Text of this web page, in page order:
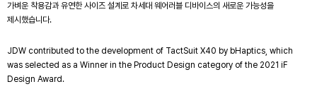
가벼운 착용감과 유연한 사이즈 설계로 차세대 웨어러블 디바이스의 새로운 가능성을
제시했습니다.
JDW contributed to the development of TactSuit X40 by bHaptics, which
was selected as a Winner in the Product Design category of the 2021 iF
Design Award.